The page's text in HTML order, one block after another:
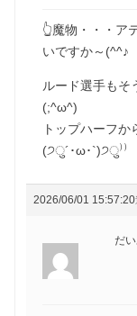
👆魔物・・・ア
いですか～(^^♪
ルード選手もそ
(;^ω^)
トップハーフか
(੭ु´･ω･`)੭ु⁾⁾
2026/06/01 15:57:20
だ